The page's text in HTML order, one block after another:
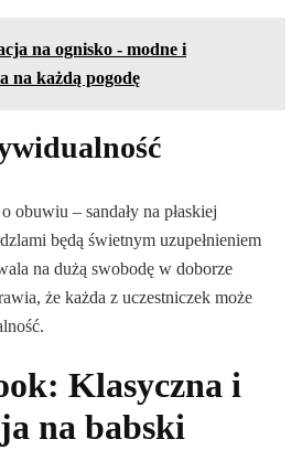
na ognisko - modne i
na każdą pogodę
obuwiu – sandały na płaskiej
będą świetnym uzupełnieniem
na dużą swobodę w doborze
że każda z uczestniczek może
Klasyczna i
na babski